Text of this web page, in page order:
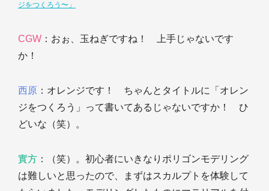
ジをつくろう〜」
CGW ：おぉ、玉ねぎですね！ 上手じゃないです
か！
西原 ：オレンジです！ ちゃんとタイトルに「オレン
ジをつくろう」って書いてあるじゃないですか！ ひ
どいな（笑）。
實方 ：（笑）。初心者にいきなりポリゴンモデリング
は難しいと思ったので、まずはスカルプトを体験して